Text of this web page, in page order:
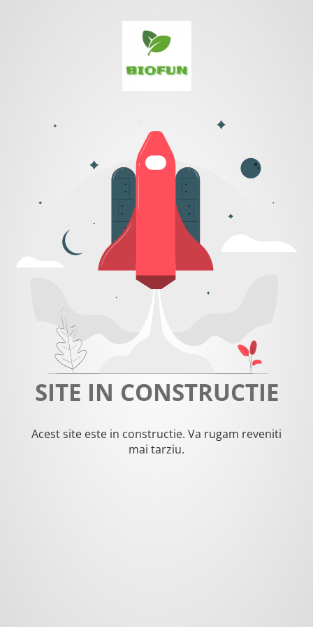
SITE IN CONSTRUCTIE
Acest site este in constructie. Va rugam reveniti
mai tarziu.